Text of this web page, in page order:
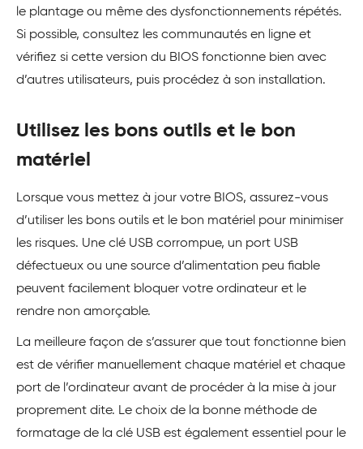
le plantage ou même des dysfonctionnements répétés.
Si possible, consultez les communautés en ligne et
vérifiez si cette version du BIOS fonctionne bien avec
d’autres utilisateurs, puis procédez à son installation.
Utilisez les bons outils et le bon
matériel
Lorsque vous mettez à jour votre BIOS, assurez-vous
d’utiliser les bons outils et le bon matériel pour minimiser
les risques. Une clé USB corrompue, un port USB
défectueux ou une source d’alimentation peu fiable
peuvent facilement bloquer votre ordinateur et le
rendre non amorçable.
La meilleure façon de s’assurer que tout fonctionne bien
est de vérifier manuellement chaque matériel et chaque
port de l’ordinateur avant de procéder à la mise à jour
proprement dite. Le choix de la bonne méthode de
formatage de la clé USB est également essentiel pour le